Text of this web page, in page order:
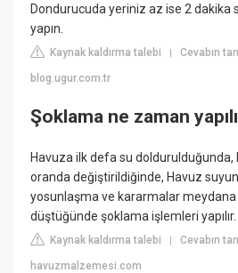
Dondurucuda yeriniz az ise 2 dakika
yapın.
Kaynak kaldırma talebi |Cevabın
blog.ugur.com.tr
Şoklama ne zaman
Havuza ilk defa su doldurulduğunda,
oranda değiştirildiğinde, Havuz
yosunlaşma ve kararmalar meydana
düştüğünde şoklama işlemleri yapılır.
Kaynak kaldırma talebi |Cevabın
havuzmalzemesi.com